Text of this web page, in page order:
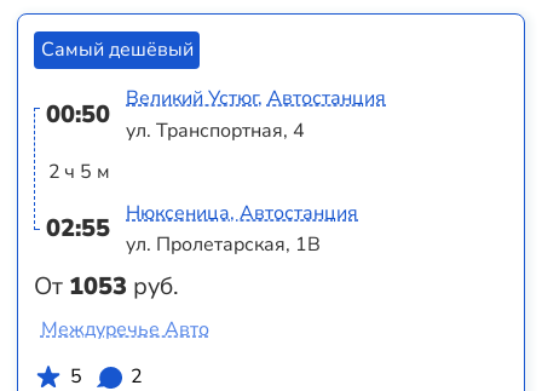
Самый дешёвый
00:50
2 ч 5 м
02:55
От 1053 руб.
Великий Устюг, Автостанция
ул. Транспортная, 4
Нюксеница, Автостанция
ул. Пролетарская, 1В
Междуречье Авто
5
2